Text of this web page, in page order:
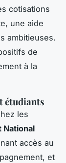
cotisations
une aide
ambitieuses.
de
à la
étudiants
les
National
accès au
et